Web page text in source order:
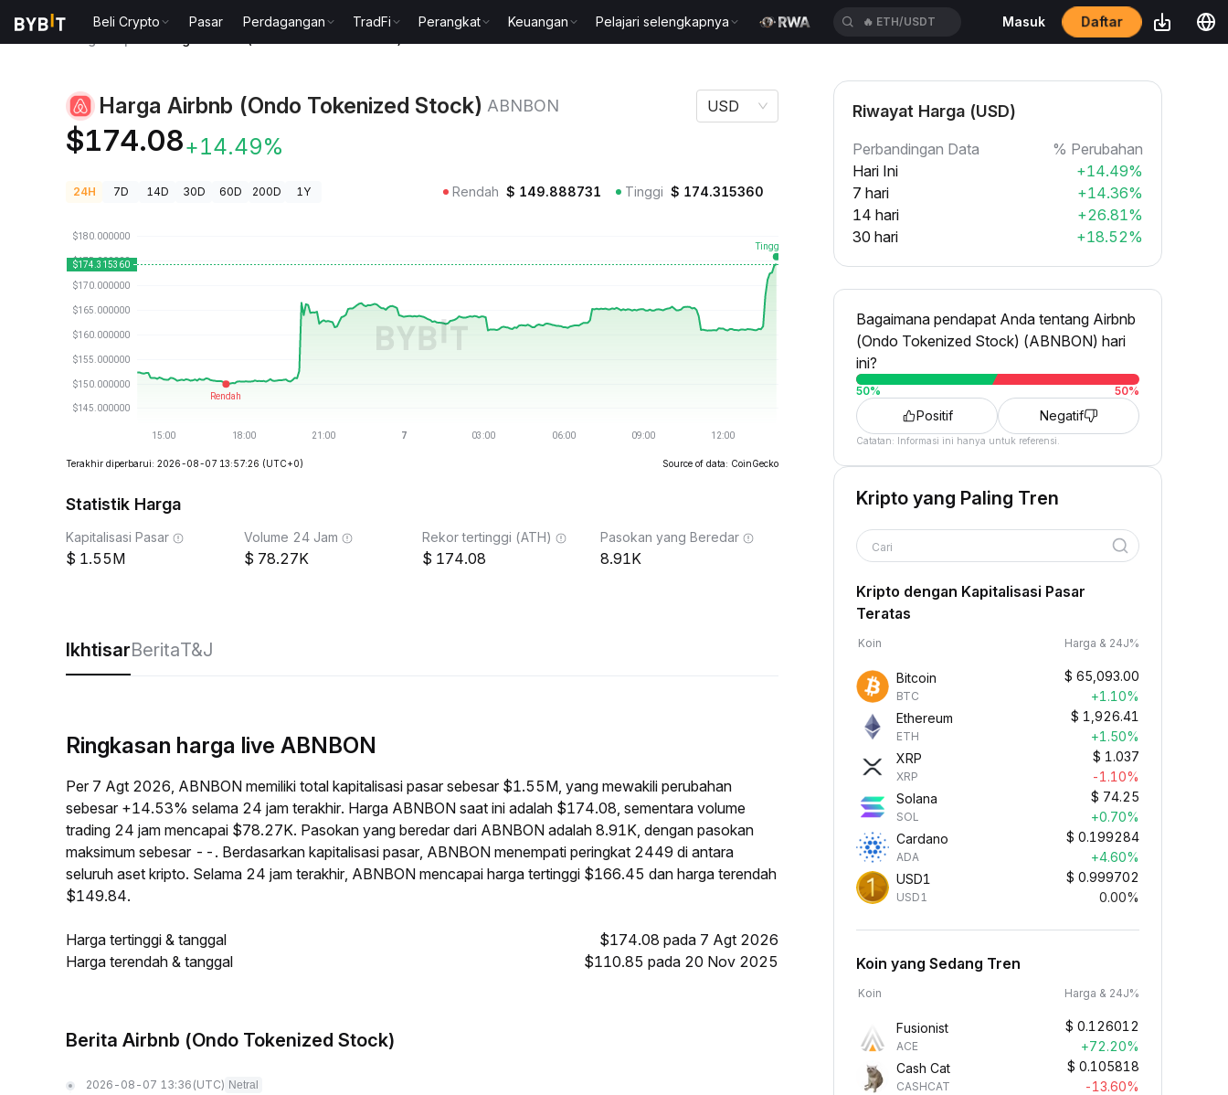
Beli Crypto Pasar Perdagangan TradFi Perangkat Keuangan Pelajari selengkapnya 🔥 ETH/USDT Masuk Daftar
Harga Airbnb (Ondo Tokenized Stock) ABNBON
$174.08+14.49%
USD
24H 7D 14D 30D 60D 200D 1Y Rendah $ 149.888731 Tinggi $ 174.315360
Terakhir diperbarui: 2026-08-07 13:57:26 (UTC+0) Source of data: CoinGecko
Statistik Harga
Kapitalisasi Pasar
1.55M
Volume 24 Jam
78.27K
Rekor tertinggi (ATH)
174.08
Pasokan yang Beredar
8.91K
IkhtisarBeritaT&J
Ringkasan harga live ABNBON
Per 7 Agt 2026, ABNBON memiliki total kapitalisasi pasar sebesar $1.55M, yang mewakili perubahan
sebesar +14.53% selama 24 jam terakhir. Harga ABNBON saat ini adalah $174.08, sementara volume
trading 24 jam mencapai $78.27K. Pasokan yang beredar dari ABNBON adalah 8.91K, dengan pasokan
maksimum sebesar --. Berdasarkan kapitalisasi pasar, ABNBON menempati peringkat 2449 di antara
seluruh aset kripto. Selama 24 jam terakhir, ABNBON mencapai harga tertinggi $166.45 dan harga terendah
$149.84.
Harga tertinggi & tanggal
$174.08 pada 7 Agt 2026
Harga terendah & tanggal
$110.85 pada 20 Nov 2025
Berita Airbnb (Ondo Tokenized Stock)
2026-08-07 13:36 (UTC) Netral
Riwayat Harga (USD)
Perbandingan Data
% Perubahan
Hari Ini
+14.49%
7 hari
+14.36%
14 hari
+26.81%
30 hari
+18.52%
Bagaimana pendapat Anda tentang Airbnb
(Ondo Tokenized Stock) (ABNBON) hari
ini?
50% 50%
Positif Negatif
Catatan: Informasi ini hanya untuk referensi.
Kripto yang Paling Tren
Cari
Kripto dengan Kapitalisasi Pasar
Teratas
Koin Harga & 24J%
Bitcoin
BTC
$ 65,093.00
+1.10%
Ethereum
ETH
$ 1,926.41
+1.50%
XRP
XRP
$ 1.037
-1.10%
Solana
SOL
$ 74.25
+0.70%
Cardano
ADA
$ 0.199284
+4.60%
USD1
USD1
$ 0.999702
0.00%
Koin yang Sedang Tren
Koin Harga & 24J%
Fusionist
ACE
$ 0.126012
+72.20%
Cash Cat
CASHCAT
$ 0.105818
-13.60%